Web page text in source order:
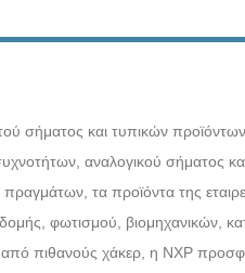
σήματος και τυπικών
αναλογικού σήματος
τα προϊόντα της
φωτισμού, βιομηχανικών,
από πιθανούς χάκερ, η NXP